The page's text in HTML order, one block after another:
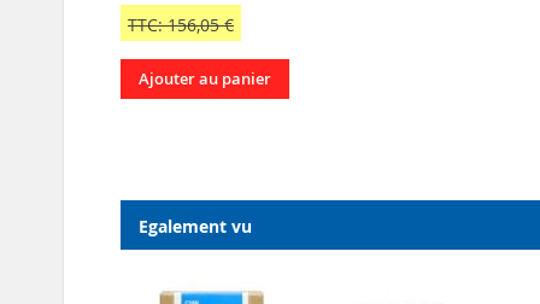
TTC: 156,05 €
Ajouter au panier
Egalement vu